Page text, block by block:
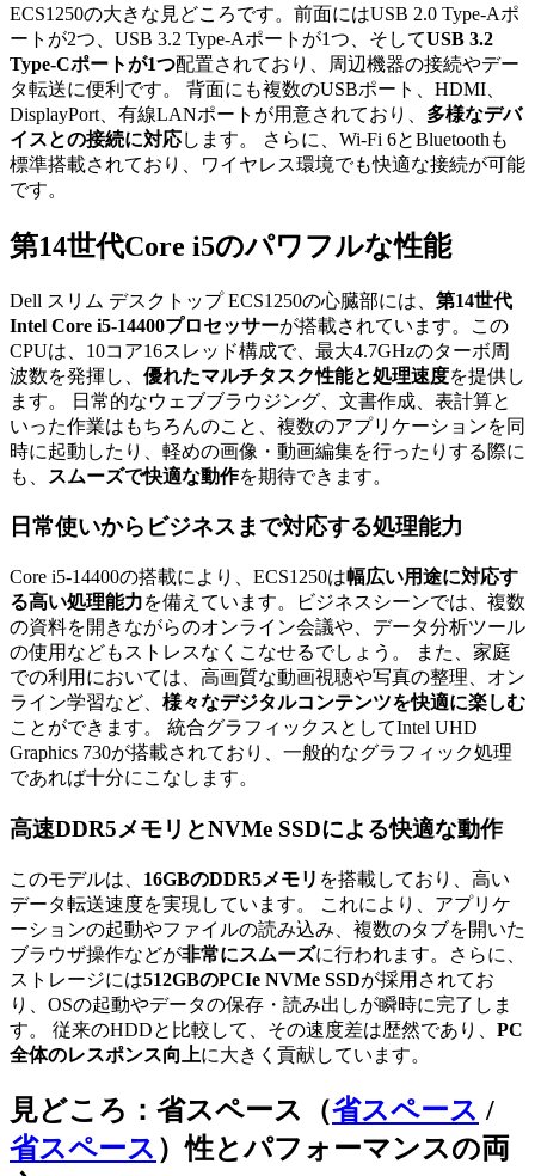
ECS1250の大きな見どころです。前面にはUSB 2.0 Type-Aポ
ートが2つ、USB 3.2 Type-Aポートが1つ、そしてUSB 3.2
Type-Cポートが1つ配置されており、周辺機器の接続やデー
タ転送に便利です。 背面にも複数のUSBポート、HDMI、
DisplayPort、有線LANポートが用意されており、 多様なデバ
イスとの接続に対応します。 さらに、Wi-Fi 6とBluetoothも
標準搭載されており、ワイヤレス環境でも快適な接続が可能
です。
第14世代Core i5のパワフルな性能
Dell スリム デスクトップ ECS1250の心臓部には、 第14世代
Intel Core i5-14400プロセッサーが搭載されています。この
CPUは、10コア16スレッド構成で、最大4.7GHzのターボ周
波数を発揮し、 優れたマルチタスク性能と処理速度を提供し
ます。 日常的なウェブブラウジング、文書作成、表計算と
いった作業はもちろんのこと、複数のアプリケーションを同
時に起動したり、軽めの画像・動画編集を行ったりする際に
も、
スムーズで快適な動作を期待できます。
日常使いからビジネスまで対応する処理能力
Core i5-14400の搭載により、ECS1250は幅広い用途に対応す
る高い処理能力を備えています。ビジネスシーンでは、複数
の資料を開きながらのオンライン会議や、データ分析ツール
の使用などもストレスなくこなせるでしょう。 また、家庭
での利用においては、高画質な動画視聴や写真の整理、オン
ライン学習など、 様々なデジタルコンテンツを快適に楽しむ
ことができます。 統合グラフィックスとしてIntel UHD
Graphics 730が搭載されており、一般的なグラフィック処理
であれば十分にこなします。
高速DDR5メモリとNVMe SSDによる快適な動作
このモデルは、 16GBのDDR5メモリ を搭載しており、高い
データ転送速度を実現しています。 これにより、アプリケ
ーションの起動やファイルの読み込み、複数のタブを開いた
ブラウザ操作などが非常にスムーズに行われます。さらに、
ストレージには512GBのPCIe NVMe SSDが採用されてお
り、OSの起動やデータの保存・読み出しが瞬時に完了しま
す。 従来のHDDと比較して、その速度差は歴然であり、 PC
全体のレスポンス向上に大きく貢献しています。
見どころ： 省スペース（省スペース /
省スペース ）性とパフォーマンスの両